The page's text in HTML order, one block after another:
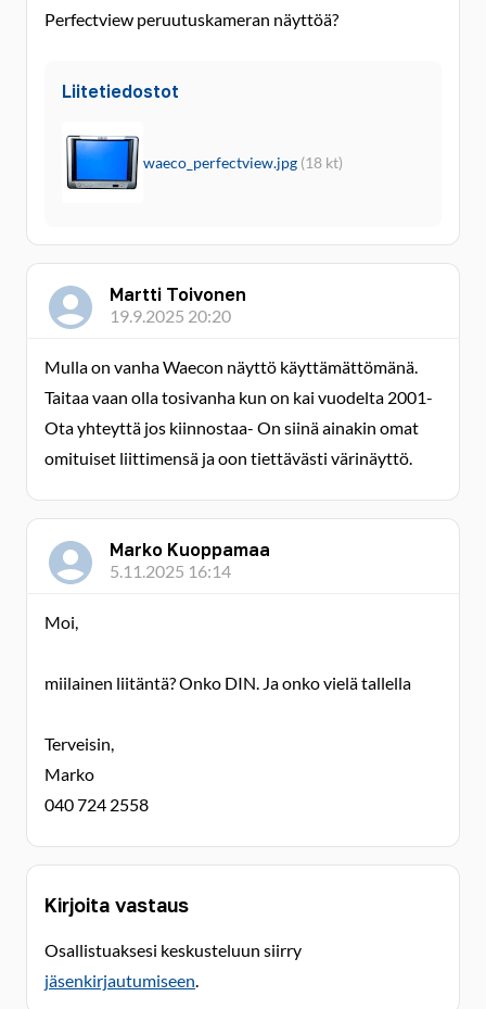
Perfectview peruutuskameran näyttöä?
Liitetiedostot
waeco_perfectview.jpg (18 kt)
Martti Toivonen
19.9.2025 20:20
Mulla on vanha Waecon näyttö käyttämättömänä.
Taitaa vaan olla tosivanha kun on kai vuodelta 2001-
Ota yhteyttä jos kiinnostaa- On siinä ainakin omat
omituiset liittimensä ja oon tiettävästi värinäyttö.
Marko Kuoppamaa
5.11.2025 16:14
Moi,
miilainen liitäntä? Onko DIN. Ja onko vielä tallella
Terveisin,
Marko
040 724 2558
Kirjoita vastaus
Osallistuaksesi keskusteluun siirry
jäsenkirjautumiseen.